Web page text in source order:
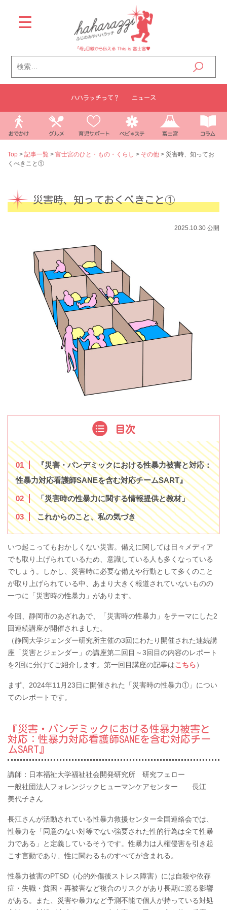
content
ハハラッチって？ ニュース
索:
Top > 記事一覧 > 富士宮のひと・もの・くらし > その他 > 災害時、知ってお
くべきこと①
災害時、知っておくべきこと①
2025.10.30 公開
目次
1
『災害・パンデミックにおける性暴力被害と対応：
性暴力対応看護師SANEを含む対応チームSART』
2 「災害時の性暴力に関する情報提供と教材」
3 これからのこと、私の気づき
いつ起こってもおかしくない災害。備えに関しては日々メディア
でも取り上げられているため、意識している人も多くなっている
でしょう。しかし、災害時に必要な備えや行動として多くのこと
が取り上げられている中、あまり大きく報道されていないものの
一つに「災害時の性暴力」があります。
今回、静岡市のあざれあで、「災害時の性暴力」をテーマにした2
回連続講座が開催されました。
（静岡大学ジェンダー研究所主催の3回にわたり開催された連続講
座「災害とジェンダー」の講座第二回目～3回目の内容のレポート
を2回に分けてご紹介します。第一回目講座の記事はこちら）
まず、2024年11月23日に開催された「災害時の性暴力①」につい
てのレポートです。
『災害・パンデミックにおける性暴力被害と
対応：性暴力対応看護師SANEを含む対応チー
ムSART』
講師：日本福祉大学福祉社会開発研究所 研究フェロー
一般社団法人フォレンジックヒューマンケアセンター 長江
美代子さん
長江さんが活動されている性暴力救援センター全国連絡会では、
性暴力を「同意のない対等でない強要された性的行為は全て性暴
力である」と定義しているそうです。性暴力は人権侵害を引き起
こす言動であり、性に関わるものすべてが含まれる。
性暴力被害のPTSD（心的外傷後ストレス障害）には自殺や依存
症・失職・貧困・再被害など複合のリスクがあり長期に渡る影響
がある。また、災害や暴力など予測不能で個人が持っている対処